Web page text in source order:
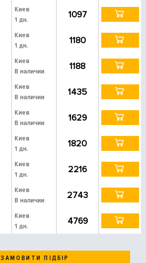
Киев
1 дн.
1097
Киев
1 дн.
1180
Киев
В наличии
1188
Киев
В наличии
1435
Киев
В наличии
1629
Киев
1 дн.
1820
Киев
1 дн.
2216
Киев
В наличии
2743
Киев
1 дн.
4769
ЗАМОВИТИ ПІДБІР